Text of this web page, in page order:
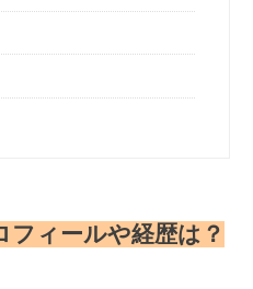
ィールや経歴は？